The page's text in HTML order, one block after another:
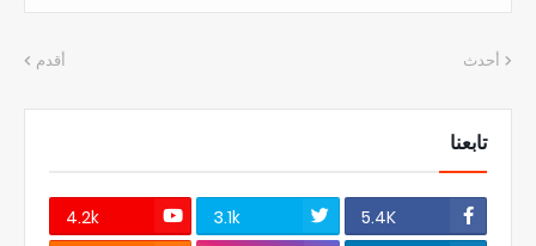
أحدث أقدم
تابعنا
5.4K
3.1k
4.2k